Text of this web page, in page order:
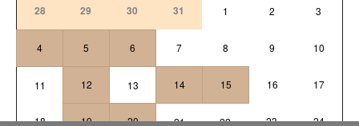
28
29 30 31 1 2 3
4 5 6 7 8 9 10
11 12 13 14 15 16 17
18 19 20 21 22 23 24